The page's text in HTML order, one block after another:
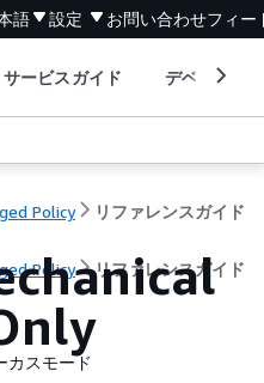
語 設定 お問い合わせフィー
サービスガイド デベロッパ
Policy リファレンスガイド
Policy リファレンスガイド
カスモード